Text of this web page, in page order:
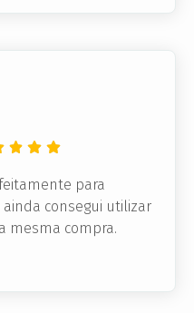
para
consegui utilizar
mesma compra.